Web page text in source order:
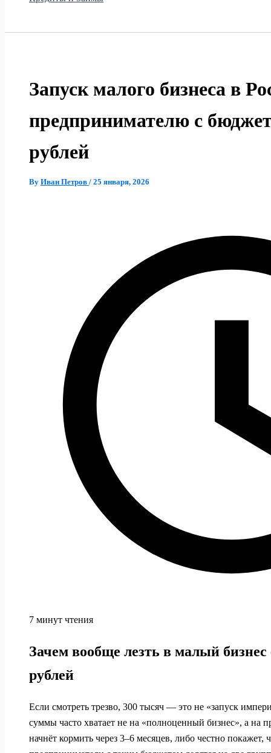
Запуск малого бизнеса в
предпринимателю с
рублей
By Иван Петров / 25 января, 2026
7 минут чтения
Зачем вообще лезть в малый бизнес
рублей
Если смотреть трезво, 300 тысяч — это не «запуск
суммы часто хватает не на «полноценный бизнес», а на
начнёт кормить через 3–6 месяцев, либо честно